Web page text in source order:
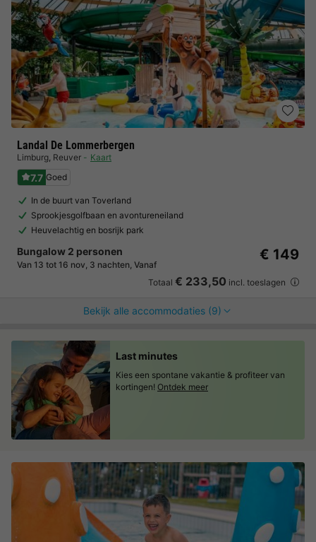
Landal De Lommerbergen
Limburg, Reuver Kaart
7.7 Goed
In de buurt van Toverland
Sprookjesgolfbaan en avontureneiland
Heuvelachtig en bosrijk park
Bungalow 2 personen
Van 13 tot 16 nov, 3 nachten, Vanaf
€ 149
Totaal € 233,50 incl. toeslagen
Bekijk alle accommodaties (9)
Last minutes
Kies een spontane vakantie & profiteer van
kortingen! Ontdek meer